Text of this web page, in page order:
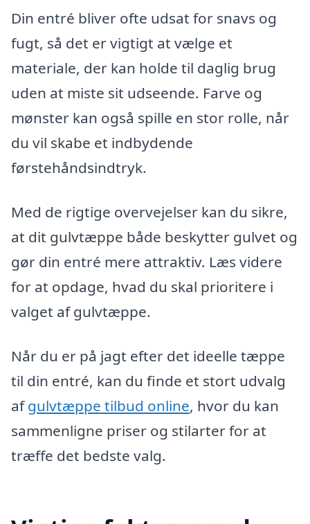
Din entré bliver ofte udsat for snavs og
fugt, så det er vigtigt at vælge et
materiale, der kan holde til daglig brug
uden at miste sit udseende. Farve og
mønster kan også spille en stor rolle, når
du vil skabe et indbydende
førstehåndsindtryk.
Med de rigtige overvejelser kan du sikre,
at dit gulvtæppe både beskytter gulvet og
gør din entré mere attraktiv. Læs videre
for at opdage, hvad du skal prioritere i
valget af gulvtæppe.
Når du er på jagt efter det ideelle tæppe
til din entré, kan du finde et stort udvalg
afgulvtæppe tilbud online, hvor du kan
sammenligne priser og stilarter for at
træffe det bedste valg.